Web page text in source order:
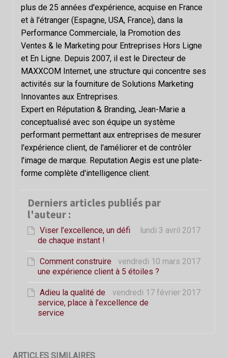
plus de 25 années d'expérience, acquise en France
et à l'étranger (Espagne, USA, France), dans la
Performance Commerciale, la Promotion des
Ventes & le Marketing pour Entreprises Hors Ligne
et En Ligne. Depuis 2007, il est le Directeur de
MAXXCOM Internet, une structure qui concentre ses
activités sur la fourniture de Solutions Marketing
Innovantes aux Entreprises.
Expert en Réputation & Branding, Jean-Marie a
conceptualisé avec son équipe un système
performant permettant aux entreprises de mesurer
l'expérience client, de l'améliorer et de contrôler
l'image de marque. Reputation Aegis est une plate-
forme complète d'intelligence client.
Derniers articles publiés par
l'auteur :
lundi 3 avril 2017
Viser l’excellence, un défi
de chaque instant !
vendredi 10 mars 2017
Comment construire
une expérience client à 5 étoiles ?
vendredi 17 février 2017
Adieu la qualité de
service, place à l’excellence de
service
ARTICLES SIMILAIRES